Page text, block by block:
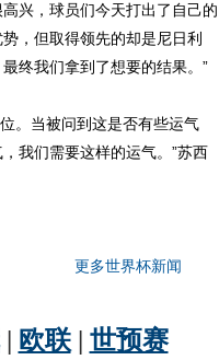
兴，球员们今天打出了自己的
，但取得领先的却是尼日利
终我们拿到了想要的结果。”
。当被问到这是否有些运气
我们需要这样的运气。”苏西
更多世界杯新闻